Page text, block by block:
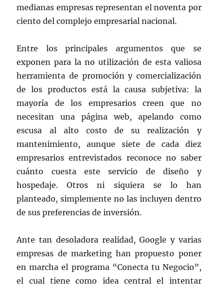
medianas empresas representan el noventa por
ciento del complejo empresarial nacional.
Entre los principales argumentos que se
exponen para la no utilización de esta valiosa
herramienta de promoción y comercialización
de los productos está la causa subjetiva: la
mayoría de los empresarios creen que no
necesitan una página web, apelando como
escusa al alto costo de su realización y
mantenimiento, aunque siete de cada diez
empresarios entrevistados reconoce no saber
cuánto cuesta este servicio de diseño y
hospedaje. Otros ni siquiera se lo han
planteado, simplemente no las incluyen dentro
de sus preferencias de inversión.
Ante tan desoladora realidad, Google y varias
empresas de marketing han propuesto poner
en marcha el programa “Conecta tu Negocio”,
el cual tiene como idea central el intentar